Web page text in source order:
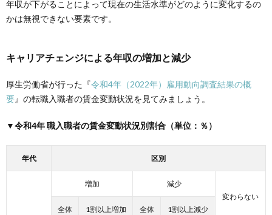
年収が下がることによって現在の生活水準がどのように変化するの
かは無視できない要素です。
キャリアチェンジによる年収の増加と減少
厚生労働省が行った『令和4年（2022年）雇用動向調査結果の概
要』の転職入職者の賃金変動状況を見てみましょう。
▼令和4年 職入職者の賃金変動状況別割合（単位：％）
年代 区別
増加
減少
変わらない
全体
1割以上増加 全体 1割以上減少